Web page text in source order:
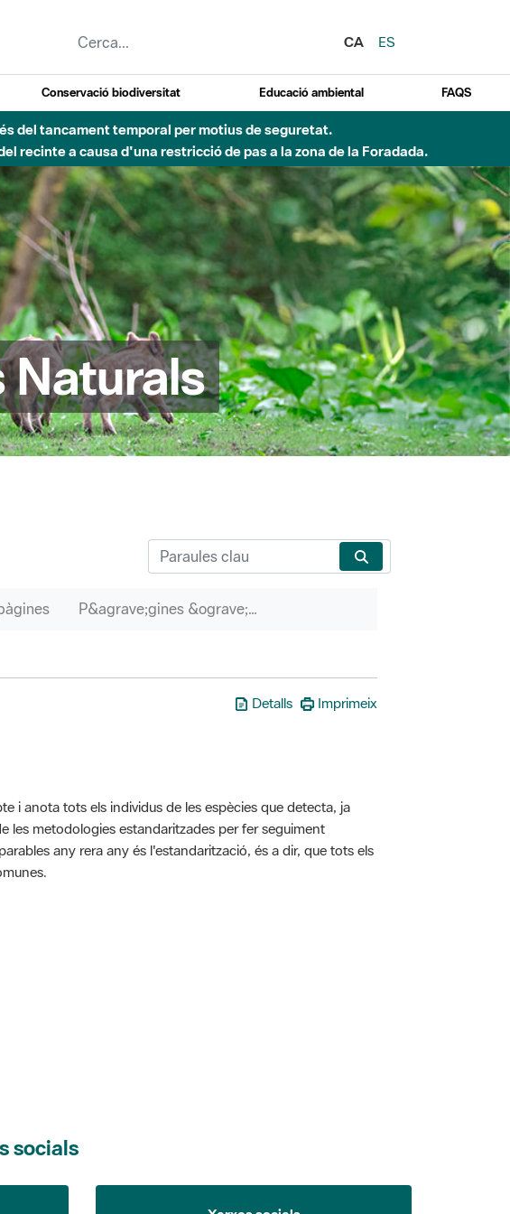
CA
ES
Conservació biodiversitat Educació ambiental FAQS
del tancament temporal per motius de seguretat.
recinte a causa d'una restricció de pas a la zona de la Foradada.
Naturals
P&agrave;gines &ograve;rfenes
Detalls Imprimeix
i anota tots els individus de les espècies que detecta, ja
les metodologies estandaritzades per fer seguiment
any rera any és l'estandarització, és a dir, que tots els
0 estrelles de 5.
socials